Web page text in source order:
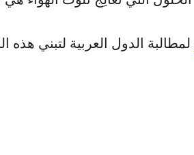
لمطالبة الدول العربية لتبني